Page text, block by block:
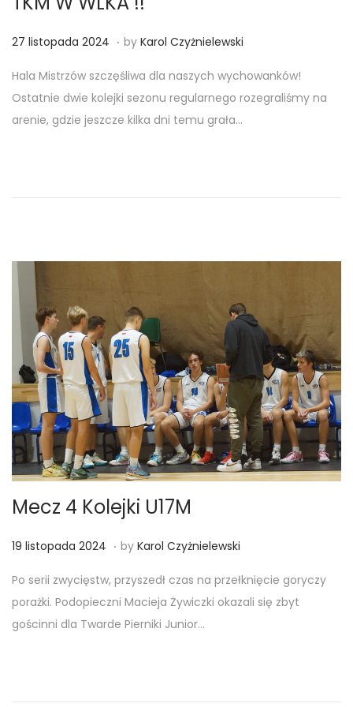
Posted on
27 listopada 2024 2
l
i
s
a
0
2
4
. by Karol Czyżnielewski
Hala Mistrzów szczęśliwa dla naszych wychowanków!
Ostatnie dwie kolejki sezonu regularnego rozegraliśmy na
arenie, gdzie jeszcze kilka dni temu grała…
Mecz 4 Kolejki U17M
Posted on
19 listopada 2024
l
i
s
. by Karol Czyżnielewski
Po serii zwycięstw, przyszedł czas na przełknięcie goryczy
porażki. Podopieczni Macieja Żywiczki okazali się zbyt
gościnni dla Twarde Pierniki Junior…